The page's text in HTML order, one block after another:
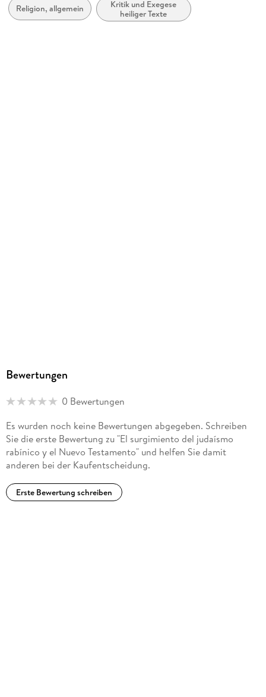
Produktart
kartoniert
Religion, allgemein
Kritik und Exegese
heiliger Texte
Bewertungen
0 Bewertungen
Es wurden noch keine Bewertungen abgegeben. Schreiben
Sie die erste Bewertung zu "El surgimiento del judaísmo
rabínico y el Nuevo Testamento" und helfen Sie damit
anderen bei der Kaufentscheidung.
Erste Bewertung schreiben